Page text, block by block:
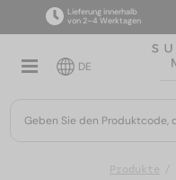
Lieferung innerhalb
von 2–4 Werktagen
DE
Produkte